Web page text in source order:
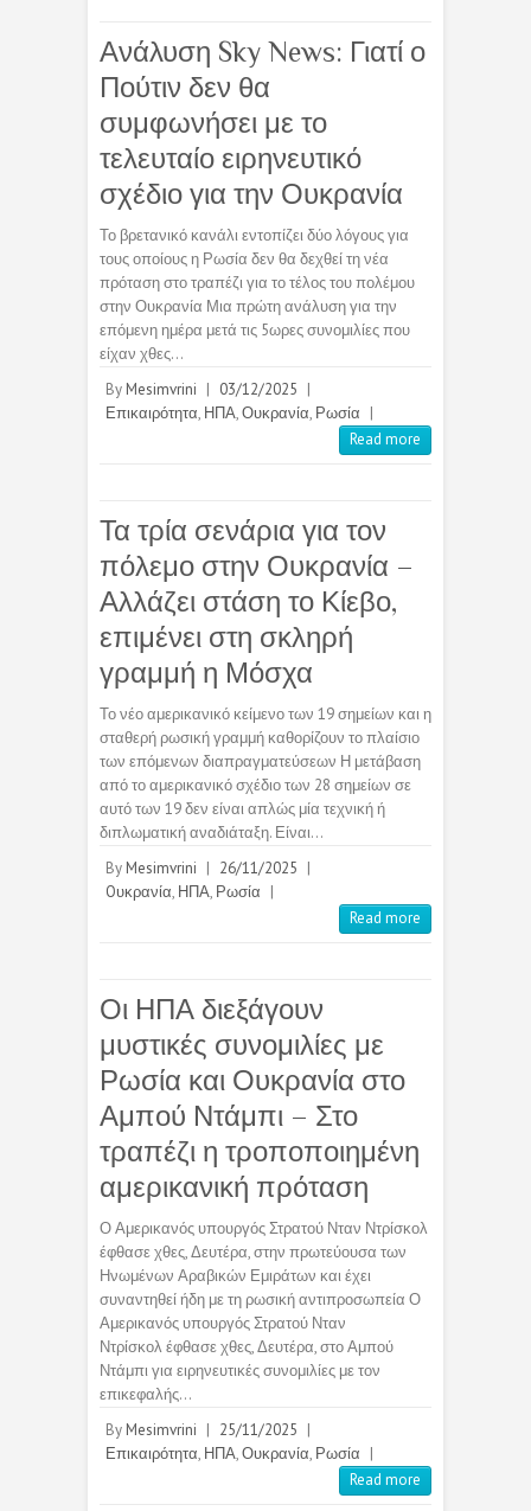
Ανάλυση Sky News: Γιατί ο
Πούτιν δεν θα
συμφωνήσει με το
τελευταίο ειρηνευτικό
σχέδιο για την Ουκρανία
Το βρετανικό κανάλι εντοπίζει δύο λόγους για
τους οποίους η Ρωσία δεν θα δεχθεί τη νέα
πρόταση στο τραπέζι για το τέλος του πολέμου
στην Ουκρανία Μια πρώτη ανάλυση για την
επόμενη ημέρα μετά τις 5ωρες συνομιλίες που
είχαν χθες…
By Mesimvrini | 03/12/2025 |
Επικαιρότητα, ΗΠΑ,Ουκρανία, Ρωσία |
Read more
Τα τρία σενάρια για τον
πόλεμο στην Ουκρανία –
Αλλάζει στάση το Κίεβο,
επιμένει στη σκληρή
γραμμή η Μόσχα
Το νέο αμερικανικό κείμενο των 19 σημείων και η
σταθερή ρωσική γραμμή καθορίζουν το πλαίσιο
των επόμενων διαπραγματεύσεων Η μετάβαση
από το αμερικανικό σχέδιο των 28 σημείων σε
αυτό των 19 δεν είναι απλώς μία τεχνική ή
διπλωματική αναδιάταξη. Είναι…
By Mesimvrini | 26/11/2025 |
Oυκρανία, ΗΠΑ, Ρωσία |
Read more
Οι ΗΠΑ διεξάγουν
μυστικές συνομιλίες με
Ρωσία και Ουκρανία στο
Αμπού Ντάμπι – Στο
τραπέζι η τροποποιημένη
αμερικανική πρόταση
Ο Αμερικανός υπουργός Στρατού Νταν Ντρίσκολ
έφθασε χθες, Δευτέρα, στην πρωτεύουσα των
Ηνωμένων Αραβικών Εμιράτων και έχει
συναντηθεί ήδη με τη ρωσική αντιπροσωπεία Ο
Αμερικανός υπουργός Στρατού Νταν
Ντρίσκολ έφθασε χθες, Δευτέρα, στο Αμπού
Ντάμπι για ειρηνευτικές συνομιλίες με τον
επικεφαλής…
By Mesimvrini | 25/11/2025 |
Επικαιρότητα, ΗΠΑ,Ουκρανία, Ρωσία |
Read more